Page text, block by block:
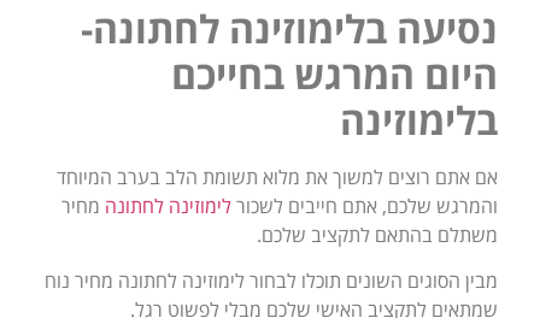
נסיעה בלימוזינה לחתונה-
היום המרגש בחייכם
בלימוזינה
אם אתם רוצים למשוך את מלוא תשומת הלב בערב המיוחד
והמרגש שלכם, אתם חייבים לשכורלימוזינה לחתונה מחיר
משתלם בהתאם לתקציב שלכם.
מבין הסוגים השונים תוכלו לבחור לימוזינה לחתונה מחיר נוח
שמתאים לתקציב האישי שלכם מבלי לפשוט רגל.